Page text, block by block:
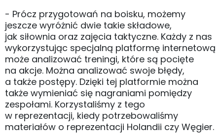
- Prócz przygotowań na boisku, możemy
jeszcze wyróżnić dwie takie składowe,
jak siłownia oraz zajęcia taktyczne. Każdy z nas
wykorzystując specjalną platformę internetową
może analizować treningi, które są pocięte
na akcje. Można analizować swoje błędy,
a także postępy. Dzięki tej platformie można
także wymieniać się nagraniami pomiędzy
zespołami. Korzystaliśmy z tego
w reprezentacji, kiedy potrzebowaliśmy
materiałów o reprezentacji Holandii czy Węgier.